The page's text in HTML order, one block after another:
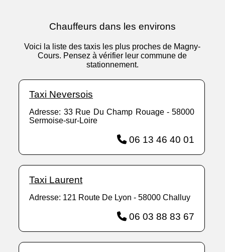
Chauffeurs dans les environs
Voici la liste des taxis les plus proches de Magny-
Cours. Pensez à vérifier leur commune de
stationnement.
Taxi Neversois
Adresse: 33 Rue Du Champ Rouage - 58000
Sermoise-sur-Loire
06 13 46 40 01
Taxi Laurent
Adresse: 121 Route De Lyon - 58000 Challuy
06 03 88 83 67